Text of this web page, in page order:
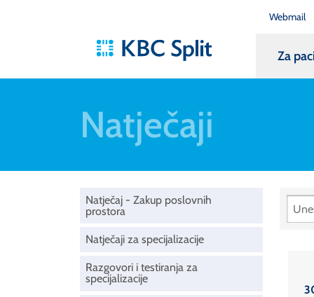
Webmail
Za
Natječaji
Natječaj - Zakup poslovnih
prostora
Natječaji za specijalizacije
Razgovori i testiranja za
specijalizacije